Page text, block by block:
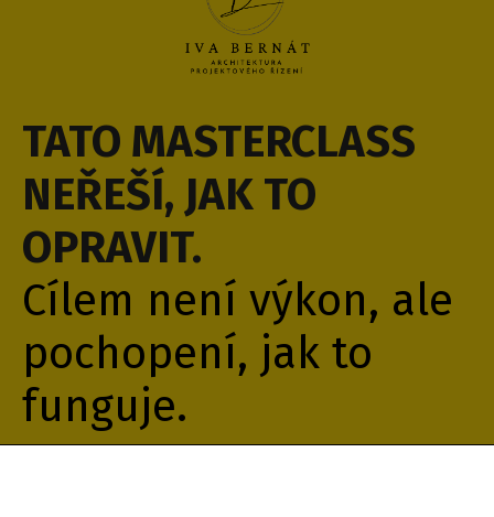
TATO MASTERCLASS
NEŘEŠÍ, JAK TO
OPRAVIT.
Cílem není výkon, ale
pochopení, jak to
funguje.